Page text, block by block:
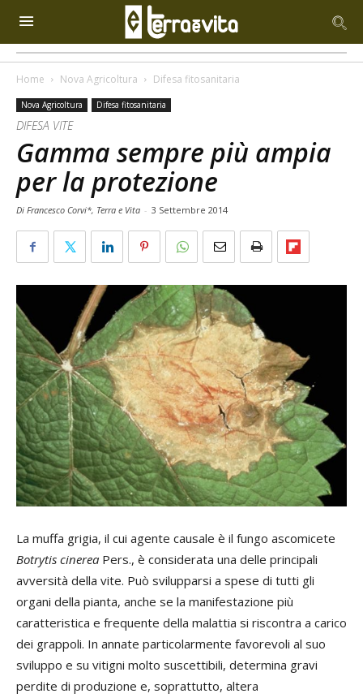
Home Nova Agricoltura Difesa fitosanitaria
Nova Agricoltura Difesa fitosanitaria
DIFESA VITE
Gamma sempre più ampia
per la protezione
Di Francesco Corvi*, Terra e Vita - 3 Settembre 2014
La muffa grigia, il cui agente causale è il fungo ascomicete
Botrytis cinerea Pers., è considerata una delle principali
avversità della vite. Può svilupparsi a spese di tutti gli
organi della pianta, anche se la manifestazione più
caratteristica e frequente della malattia si riscontra a carico
dei grappoli. In annate particolarmente favorevoli al suo
sviluppo e su vitigni molto suscettibili, determina gravi
perdite di produzione e, soprattutto, altera